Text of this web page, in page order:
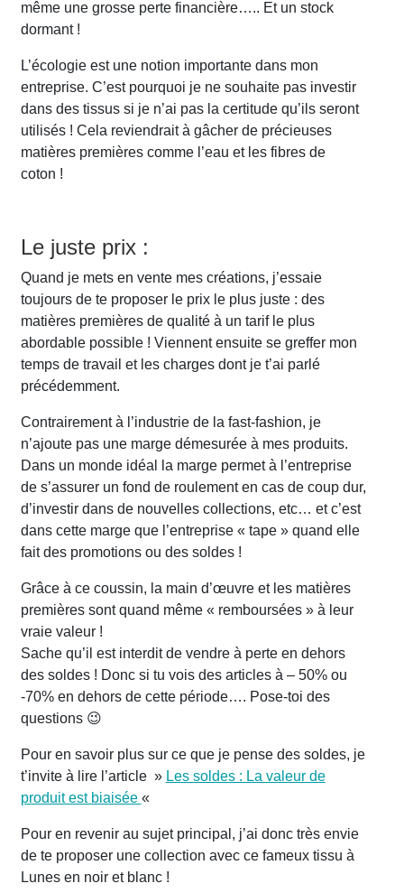
même une grosse perte financière….. Et un stock
dormant !
L’écologie est une notion importante dans mon
entreprise. C’est pourquoi je ne souhaite pas investir
dans des tissus si je n’ai pas la certitude qu’ils seront
utilisés ! Cela reviendrait à gâcher de précieuses
matières premières comme l’eau et les fibres de
coton !
Le juste prix :
Quand je mets en vente mes créations, j’essaie
toujours de te proposer le prix le plus juste : des
matières premières de qualité à un tarif le plus
abordable possible ! Viennent ensuite se greffer mon
temps de travail et les charges dont je t’ai parlé
précédemment.
Contrairement à l’industrie de la fast-fashion, je
n’ajoute pas une marge démesurée à mes produits.
Dans un monde idéal la marge permet à l’entreprise
de s’assurer un fond de roulement en cas de coup dur,
d’investir dans de nouvelles collections, etc… et c’est
dans cette marge que l’entreprise « tape » quand elle
fait des promotions ou des soldes !
Grâce à ce coussin, la main d’œuvre et les matières
premières sont quand même « remboursées » à leur
vraie valeur !
Sache qu’il est interdit de vendre à perte en dehors
des soldes ! Donc si tu vois des articles à – 50% ou
-70% en dehors de cette période…. Pose-toi des
questions 😉
Pour en savoir plus sur ce que je pense des soldes, je
t’invite à lire l’article » Les soldes : La valeur de
produit est biaisée «
Pour en revenir au sujet principal, j’ai donc très envie
de te proposer une collection avec ce fameux tissu à
Lunes en noir et blanc !